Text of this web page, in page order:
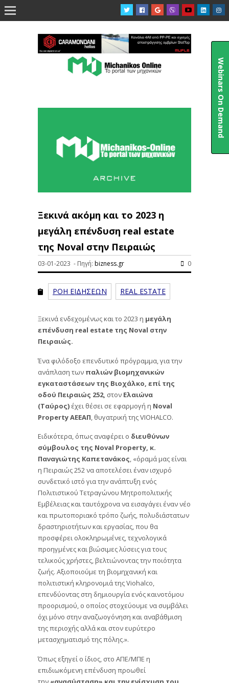

Ξεκινά ακόμη και το 2023 η
μεγάλη επένδυση real estate
της Noval στην Πειραιώς
03-01-2023 - Πηγή: bizness.gr 0
ΡΟΗ ΕΙΔΗΣΕΩΝ REAL ESTATE
Ξεκινά ενδεχομένως και το 2023 η μεγάλη
επένδυση real estate της Noval στην
Πειραιώς.
Ένα φιλόδοξο επενδυτικό πρόγραμμα, για την
ανάπλαση των παλιών βιομηχανικών
εγκαταστάσεων της Βιοχάλκο, επί της
οδού Πειραιώς 252, στον Ελαιώνα
(Ταύρος) έχει θέσει σε εφαρμογή η Noval
Property ΑΕΕΑΠ , θυγατρική της VIOHALCO.
Ειδικότερα, όπως αναφέρει ο διευθύνων
σύμβουλος της Noval Property, κ.
Παναγιώτης Καπετανάκος, «όραμά μας είναι
η Πειραιώς 252 να αποτελέσει έναν ισχυρό
συνδετικό ιστό για την ανάπτυξη ενός
Πολιτιστικού Τετραγώνου Μητροπολιτικής
Εμβέλειας και ταυτόχρονα να εισαγάγει έναν νέο
και πρωτοποριακό τρόπο ζωής, πολυδιάστατων
δραστηριοτήτων και εργασίας, που θα
προσφέρει ολοκληρωμένες, τεχνολογικά
προηγμένες και βιώσιμες λύσεις για τους
τελικούς χρήστες, βελτιώνοντας την ποιότητα
ζωής. Αξιοποιούμε τη βιομηχανική και
πολιτιστική κληρονομιά της Viohalco,
επενδύοντας στη δημιουργία ενός καινοτόμου
προορισμού, ο οποίος στοχεύουμε να συμβάλει
όχι μόνο στην αναζωογόνηση και αναβάθμιση
της περιοχής αλλά και στον ευρύτερο
μετασχηματισμό της πόλης.».
Όπως εξηγεί ο ίδιος, στο ΑΠΕ/ΜΠΕ η
επιδιωκόμενη επένδυση προωθεί
Webinars On Demand